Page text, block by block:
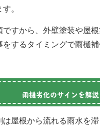
。
ですから、外壁塗装や屋
をするタイミングで雨樋
雨樋劣化のサインを解説
は屋根から流れる雨水を